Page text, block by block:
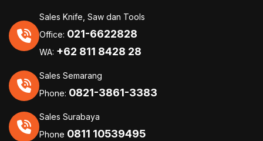
Sales Knife, Saw dan Tools
Office: 021-6622828
WA: +62 811 8428 28
Sales Semarang
Phone: 0821-3861-3383
Sales Surabaya
Phone 0811 10539495